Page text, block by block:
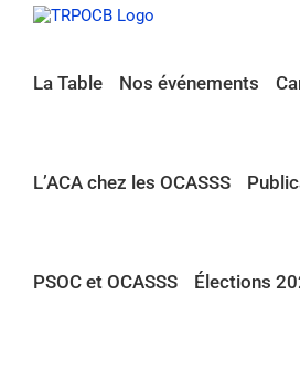
Passer
La Table Nos événements
L’ACA chez les OCASSS
PSOC et OCASSS Élections